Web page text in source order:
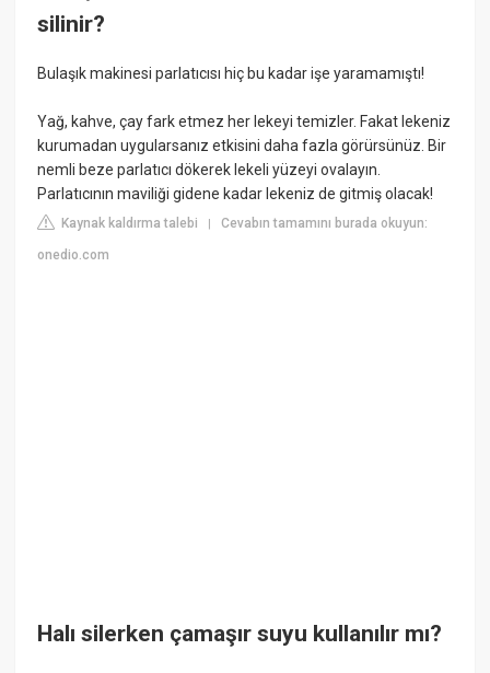
silinir?
Bulaşık makinesi parlatıcısı hiç bu kadar işe yaramamıştı!
Yağ, kahve, çay fark etmez her lekeyi temizler. Fakat lekeniz
kurumadan uygularsanız etkisini daha fazla görürsünüz. Bir
nemli beze parlatıcı dökerek lekeli yüzeyi ovalayın.
Parlatıcının maviliği gidene kadar lekeniz de gitmiş olacak!
Kaynak kaldırma talebi |Cevabın tamamını burada okuyun:
onedio.com
Halı silerken çamaşır suyu kullanılır mı?